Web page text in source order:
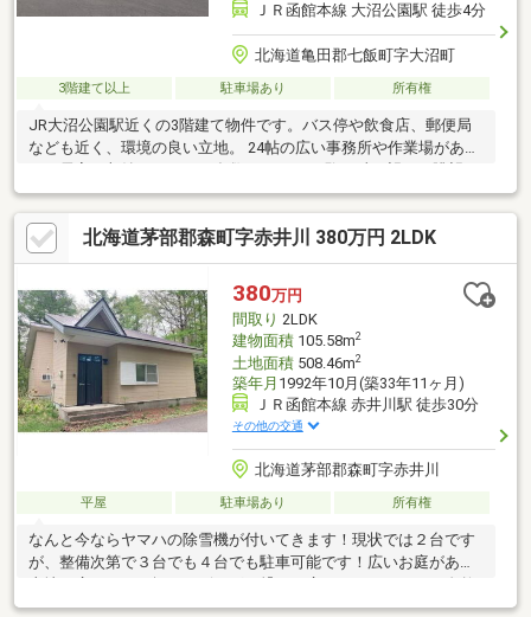
ＪＲ函館本線 大沼公園駅 徒歩4分
北海道亀田郡七飯町字大沼町
3階建て以上 駐車場あり 所有権
JR大沼公園駅近くの3階建て物件です。バス停や飲食店、郵便局
なども近く、環境の良い立地。 24帖の広い事務所や作業場がある
和の雰囲気がきれいなお庭も魅力です。
北海道茅部郡森町字赤井川 380万円 2LDK
380万円
間取り 2LDK
建物面積105.58m2
土地面積508.46m2
築年月 1992年10月(築33年11ヶ月)
ＪＲ函館本線 赤井川駅 徒歩30分
その他の交通
北海道茅部郡森町字赤井川
平屋 駐車場あり 所有権
なんと今ならヤマハの除雪機が付いてきます！現状では２台です
が、整備次第で３台でも４台でも駐車可能です！広いお庭がある
を満喫できる空間になっております！リビングには暖炉もありま